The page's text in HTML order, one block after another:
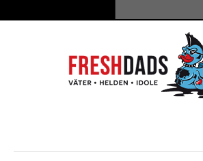
Suchformular